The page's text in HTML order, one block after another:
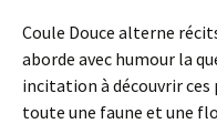
Coule Douce alterne
aborde avec humour la
incitation à découvrir
toute une faune et une